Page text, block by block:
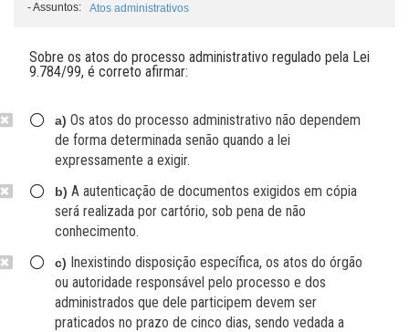
-Assuntos: Atos administrativos
Sobre os atos do processo administrativo regulado pela Lei
9.784/99, é correto afirmar:
a) Os atos do processo administrativo não dependem
de forma determinada senão quando a lei
expressamente a exigir.
b) A autenticação de documentos exigidos em cópia
será realizada por cartório, sob pena de não
conhecimento.
c) Inexistindo disposição específica, os atos do órgão
ou autoridade responsável pelo processo e dos
administrados que dele participem devem ser
praticados no prazo de cinco dias, sendo vedada a